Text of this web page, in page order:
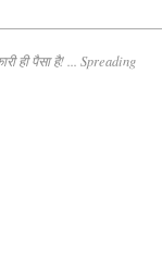
ही पैसा है! ... Spreading